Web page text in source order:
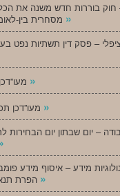
חוק בוררות חדש משנה את
»
– פסק דין תשתיות נפט
»
»
– יום שבתון יום הבחירות
מידע – איסוף מידע
»